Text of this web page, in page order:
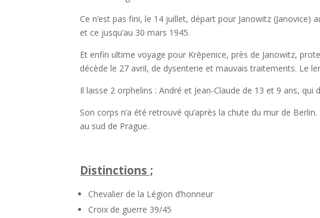
Ce n’est pas fini, le 14 juillet, départ pour Janowitz
et ce jusqu’au 30 mars 1945.
Et enfin ultime voyage pour Krĕpenice, près de Janowitz,
décède le 27 avril, de dysenterie et mauvais traitements. Le
Il laisse 2 orphelins : André et Jean-Claude de 13 et 9 ans,
Son corps n’a été retrouvé qu’après la chute du mur de
au sud de Prague.
Distinctions ;
Chevalier de la Légion d’honneur
Croix de guerre 39/45